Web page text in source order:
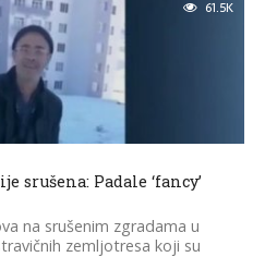
61.5K
srušena: Padale ‘fancy’
na srušenim zgradama u
zemljotresa koji su